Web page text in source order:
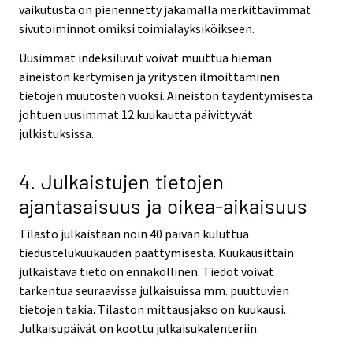
vaikutusta on pienennetty jakamalla merkittävimmät
sivutoiminnot omiksi toimialayksiköikseen.
Uusimmat indeksiluvut voivat muuttua hieman
aineiston kertymisen ja yritysten ilmoittaminen
tietojen muutosten vuoksi. Aineiston täydentymisestä
johtuen uusimmat 12 kuukautta päivittyvät
julkistuksissa.
4. Julkaistujen tietojen
ajantasaisuus ja oikea-aikaisuus
Tilasto julkaistaan noin 40 päivän kuluttua
tiedustelukuukauden päättymisestä. Kuukausittain
julkaistava tieto on ennakollinen. Tiedot voivat
tarkentua seuraavissa julkaisuissa mm. puuttuvien
tietojen takia. Tilaston mittausjakso on kuukausi.
Julkaisupäivät on koottu julkaisukalenteriin.